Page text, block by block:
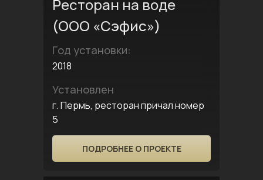
Ресторан на воде
(ООО «Сэфис»)
Год установки:
2018
Установлен
г. Пермь, ресторан причал номер
5
ПОДРОБНЕЕ О ПРОЕКТЕ